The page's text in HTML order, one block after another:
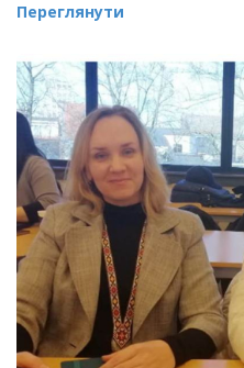
Переглянути